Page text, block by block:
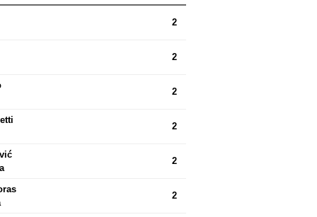
2
2
2
2
2
2